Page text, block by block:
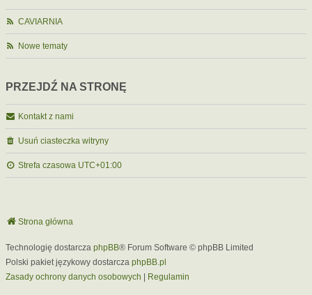
CAVIARNIA
Nowe tematy
PRZEJDŹ NA STRONĘ
Kontakt z nami
Usuń ciasteczka witryny
Strefa czasowa UTC+01:00
Strona główna
Technologię dostarcza phpBB® Forum Software © phpBB Limited
Polski pakiet językowy dostarcza phpBB.pl
Zasady ochrony danych osobowych
Regulamin